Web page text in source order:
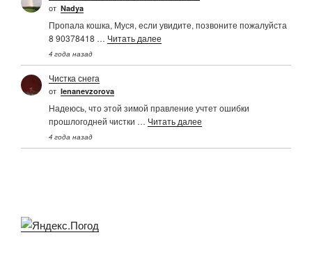
от Nadya
Пропала кошка, Муся, если увидите, позвоните пожалуйста
8 90378418 … Читать далее
4 года назад
Чистка снега
от Ienanevzorova
Надеюсь, что этой зимой правление учтет ошибки
прошлогодней чистки … Читать далее
4 года назад